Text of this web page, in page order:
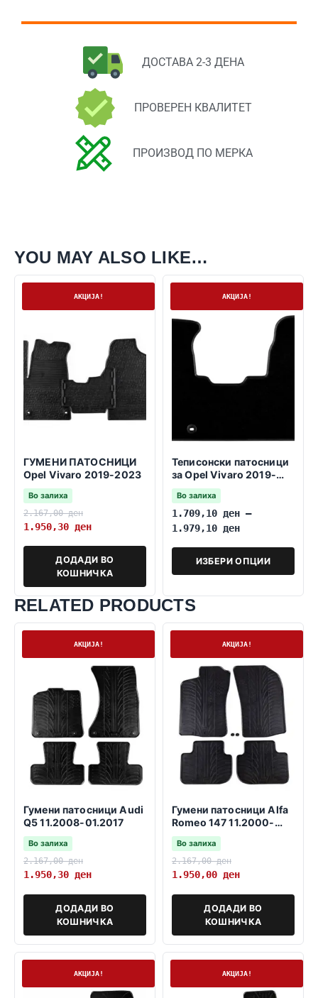
ДОСТАВА 2-3 ДЕНА
ПРОВЕРЕН КВАЛИТЕТ
ПРОИЗВОД ПО МЕРКА
YOU MAY ALSO LIKE…
АКЦИЈА!
ГУМЕНИ ПАТОСНИЦИ
Opel Vivaro 2019-2023
Во залиха
2.167,00ден
1.950,30 ден
ДОДАДИ ВО
КОШНИЧКА
АКЦИЈА!
Теписонски патосници
за Opel Vivaro 2019-
2023 1+2 celosna
Во залиха
1.709,10 ден –
1.979,10 ден
ИЗБЕРИ ОПЦИИ
RELATED PRODUCTS
АКЦИЈА!
Гумени патосници Audi
Q5 11.2008-01.2017
Во залиха
2.167,00ден
1.950,30 ден
ДОДАДИ ВО
КОШНИЧКА
АКЦИЈА!
Гумени патосници Alfa
Romeo 147 11.2000-
03.2010
Во залиха
2.167,00ден
1.950,00 ден
ДОДАДИ ВО
КОШНИЧКА
АКЦИЈА! АКЦИЈА!